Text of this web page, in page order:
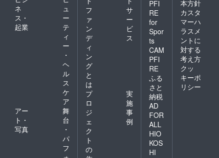
送いた
しま
す。 ・
必ず備
考欄に
DVDか
Blu-ray
どちら
かの形
式をお
選びご
ネ
ス・
起業
ュ
ー
テ
ィ
ー
・
ヘ
ル
ス
ケ
ア
アー
ト・
写真
舞
台
・
パ
フ
フ
ァ
ン
デ
ィ
ン
グ
と
は
サ
ー
ビ
ス
プ
ロ
ジ
ェ
ク
ト
の
実
施
事
例
PFI
RE
for
Spor
ts
CAM
PFI
RE
ふる
さと
納税
AD
FOR
ALL
HIO
KOS
HI
本方針
カスタ
マーハ
ラスメ
ントに
対する
考え方
クッ
キーポ
リシー